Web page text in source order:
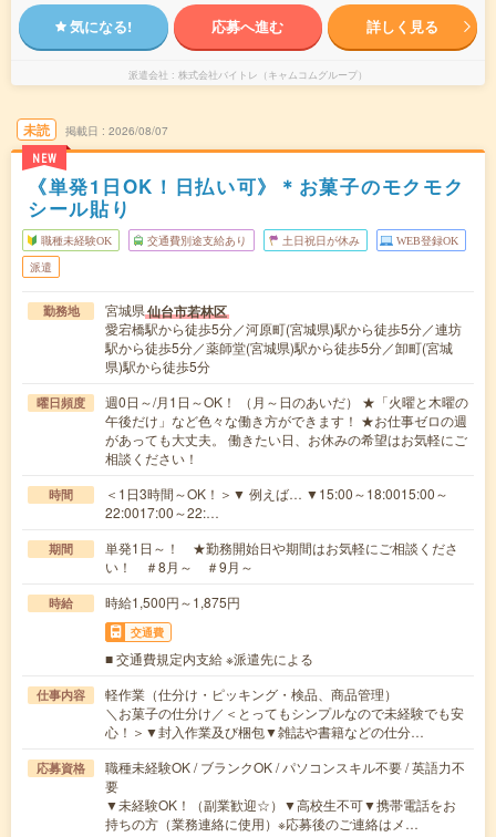
気になる! 応募へ進む 詳しく見る
派遣会社 株式会社バイトレ（キャムコムグループ）
未読
NEW
掲載日 2026/08/07
《単発1日OK！日払い可》＊お菓子のモクモク
シール貼り
職種未経験OK 交通費別途支給あり 土日祝日が休み WEB登録OK
派遣
勤務地 宮城県仙台市若林区
愛宕橋駅から徒歩5分／河原町(宮城県)駅から徒歩5分／連坊
駅から徒歩5分／薬師堂(宮城県)駅から徒歩5分／卸町(宮城
県)駅から徒歩5分
曜日頻度
週0日～/月1日～OK！ （月～日のあいだ） ★「火曜と木曜の
午後だけ」など色々な働き方ができます！ ★お仕事ゼロの週
があっても大丈夫。 働きたい日、お休みの希望はお気軽にご
相談ください！
時間
＜1日3時間～OK！＞▼ 例えば… ▼15:00～18:0015:00～
22:0017:00～22:…
期間
単発1日～！ ★勤務開始日や期間はお気軽にご相談くださ
い！ ＃8月～ ＃9月～
時給 時給1,500円～1,875円
交通費
■ 交通費規定内支給 ※派遣先による
仕事内容
軽作業（仕分け・ピッキング・検品、商品管理）
＼お菓子の仕分け／＜とってもシンプルなので未経験でも安
心！＞▼封入作業及び梱包▼雑誌や書籍などの仕分…
応募資格
職種未経験OK / ブランクOK / パソコンスキル不要 / 英語力不
要
▼未経験OK！（副業歓迎☆）▼高校生不可▼携帯電話をお
持ちの方（業務連絡に使用）※応募後のご連絡はメ…